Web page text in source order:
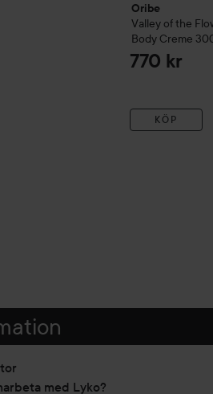
Oribe
Valley of the
Body Creme
770 kr
KÖP
med Lyko?